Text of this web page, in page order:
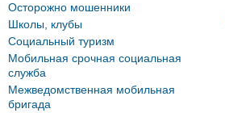
Осторожно мошенники
Школы, клубы
Социальный туризм
Мобильная срочная социальная
служба
Межведомственная мобильная
бригада